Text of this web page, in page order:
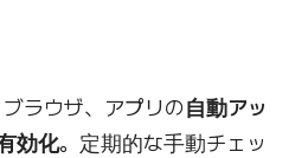
ラウザ、アプリの自動アッ
効化。定期的な手動チェッ